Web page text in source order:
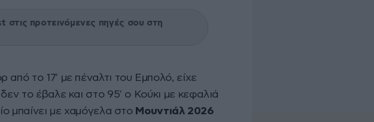
στις προτεινόμενες πηγές σου στη
το 17′ με πέναλτι του Εμπολό, είχε
το έβαλε και στο 95′ ο Κούκι με κεφαλιά
μπαίνει με χαμόγελα στο Μουντιάλ 2026